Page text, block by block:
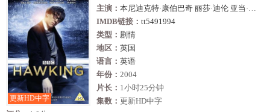
更新HD中字
主演： 本尼迪克特·康伯巴奇 丽莎·迪伦 亚当·戈德利
IMDB链接： tt5491994
类型： 剧情
地区： 英国
语言： 英语
年份： 2004
片长： 1小时25分钟
集数： 更新HD中字